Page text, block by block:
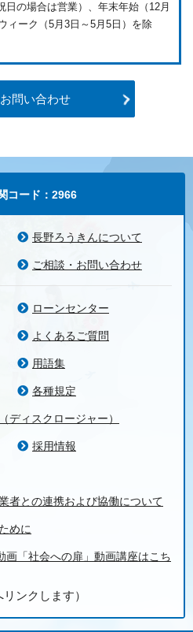
の場合は営業）、年末年始（12月
ィーク（5月3日～5月5日）を除
問い合わせ
コード：2966
長野ろうきんについて
ご相談・お問い合わせ
ローンセンター
よくあるご質問
用語集
各種規定
ディスクロージャー）
採用情報
者との連携および協働について
めに
画「社会への扉」動画講座はこち
ンクします）